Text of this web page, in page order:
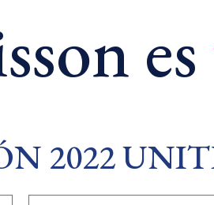
es
2022